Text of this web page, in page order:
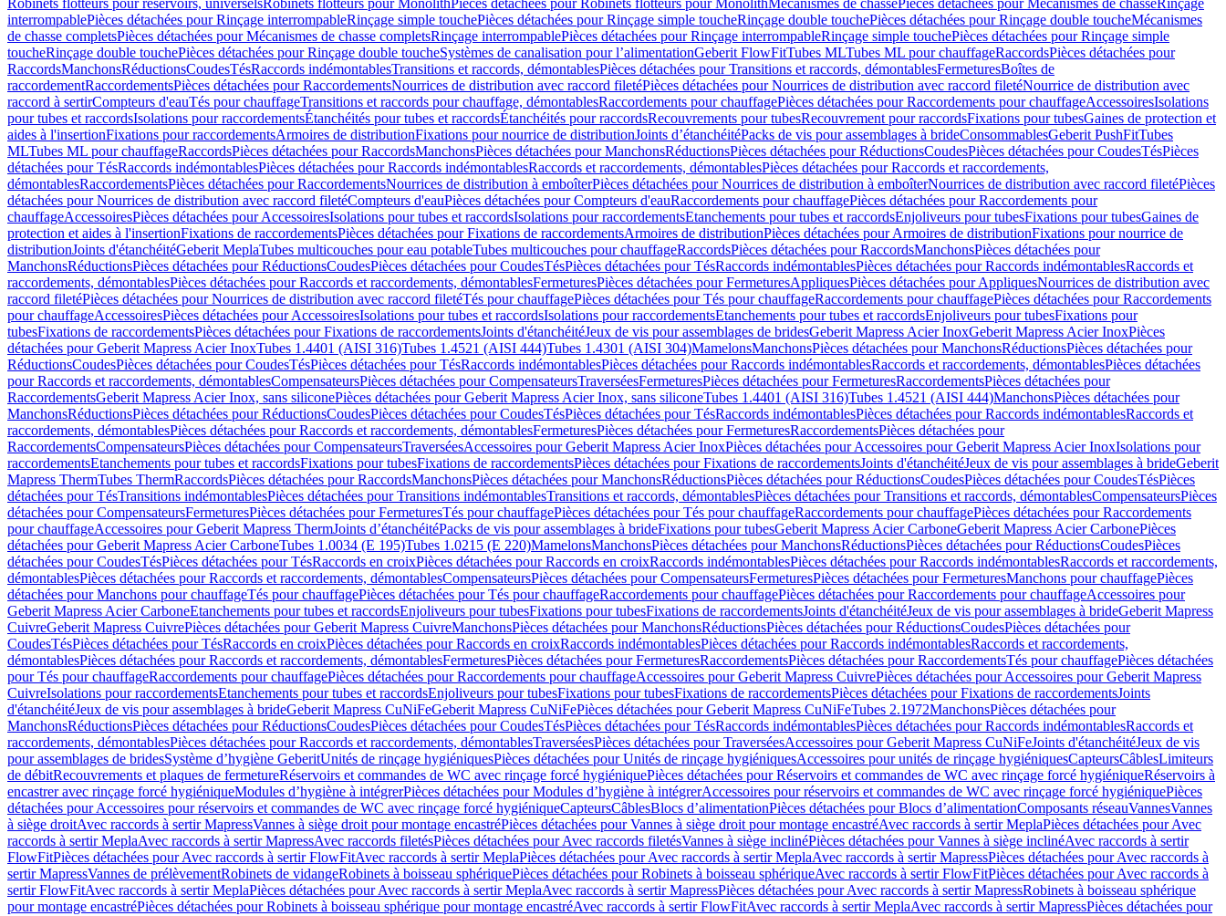
Robinets flotteurs pour réservoirs, universelsRobinets flotteurs pour MonolithPièces détachées pour Robinets flotteurs pour MonolithMécanismes de chassePièces détachées pour Mécanismes de chasseRinçage
interrompablePièces détachées pour Rinçage interrompableRinçage simple touchePièces détachées pour Rinçage simple toucheRinçage double touchePièces détachées pour Rinçage double toucheMécanismes
de chasse completsPièces détachées pour Mécanismes de chasse completsRinçage interrompablePièces détachées pour Rinçage interrompableRinçage simple touchePièces détachées pour Rinçage simple
toucheRinçage double touchePièces détachées pour Rinçage double toucheSystèmes de canalisation pour l’alimentationGeberit FlowFitTubes MLTubes ML pour chauffageRaccordsPièces détachées pour
RaccordsManchonsRéductionsCoudesTésRaccords indémontablesTransitions et raccords, démontablesPièces détachées pour Transitions et raccords, démontablesFermeturesBoîtes de
raccordementRaccordementsPièces détachées pour RaccordementsNourrices de distribution avec raccord filetéPièces détachées pour Nourrices de distribution avec raccord filetéNourrice de distribution avec
raccord à sertirCompteurs d'eauTés pour chauffageTransitions et raccords pour chauffage, démontablesRaccordements pour chauffagePièces détachées pour Raccordements pour chauffageAccessoiresIsolations
pour tubes et raccordsIsolations pour raccordementsÉtanchéités pour tubes et raccordsÉtanchéités pour raccordsRecouvrements pour tubesRecouvrement pour raccordsFixations pour tubesGaines de protection et
aides à l'insertionFixations pour raccordementsArmoires de distributionFixations pour nourrice de distributionJoints d’étanchéitéPacks de vis pour assemblages à brideConsommablesGeberit PushFitTubes
MLTubes ML pour chauffageRaccordsPièces détachées pour RaccordsManchonsPièces détachées pour ManchonsRéductionsPièces détachées pour RéductionsCoudesPièces détachées pour CoudesTésPièces
détachées pour TésRaccords indémontablesPièces détachées pour Raccords indémontablesRaccords et raccordements, démontablesPièces détachées pour Raccords et raccordements,
démontablesRaccordementsPièces détachées pour RaccordementsNourrices de distribution à emboîterPièces détachées pour Nourrices de distribution à emboîterNourrices de distribution avec raccord filetéPièces
détachées pour Nourrices de distribution avec raccord filetéCompteurs d'eauPièces détachées pour Compteurs d'eauRaccordements pour chauffagePièces détachées pour Raccordements pour
chauffageAccessoiresPièces détachées pour AccessoiresIsolations pour tubes et raccordsIsolations pour raccordementsEtanchements pour tubes et raccordsEnjoliveurs pour tubesFixations pour tubesGaines de
protection et aides à l'insertionFixations de raccordementsPièces détachées pour Fixations de raccordementsArmoires de distributionPièces détachées pour Armoires de distributionFixations pour nourrice de
distributionJoints d'étanchéitéGeberit MeplaTubes multicouches pour eau potableTubes multicouches pour chauffageRaccordsPièces détachées pour RaccordsManchonsPièces détachées pour
ManchonsRéductionsPièces détachées pour RéductionsCoudesPièces détachées pour CoudesTésPièces détachées pour TésRaccords indémontablesPièces détachées pour Raccords indémontablesRaccords et
raccordements, démontablesPièces détachées pour Raccords et raccordements, démontablesFermeturesPièces détachées pour FermeturesAppliquesPièces détachées pour AppliquesNourrices de distribution avec
raccord filetéPièces détachées pour Nourrices de distribution avec raccord filetéTés pour chauffagePièces détachées pour Tés pour chauffageRaccordements pour chauffagePièces détachées pour Raccordements
pour chauffageAccessoiresPièces détachées pour AccessoiresIsolations pour tubes et raccordsIsolations pour raccordementsEtanchements pour tubes et raccordsEnjoliveurs pour tubesFixations pour
tubesFixations de raccordementsPièces détachées pour Fixations de raccordementsJoints d'étanchéitéJeux de vis pour assemblages de bridesGeberit Mapress Acier InoxGeberit Mapress Acier InoxPièces
détachées pour Geberit Mapress Acier InoxTubes 1.4401 (AISI 316)Tubes 1.4521 (AISI 444)Tubes 1.4301 (AISI 304)MamelonsManchonsPièces détachées pour ManchonsRéductionsPièces détachées pour
RéductionsCoudesPièces détachées pour CoudesTésPièces détachées pour TésRaccords indémontablesPièces détachées pour Raccords indémontablesRaccords et raccordements, démontablesPièces détachées
pour Raccords et raccordements, démontablesCompensateursPièces détachées pour CompensateursTraverséesFermeturesPièces détachées pour FermeturesRaccordementsPièces détachées pour
RaccordementsGeberit Mapress Acier Inox, sans siliconePièces détachées pour Geberit Mapress Acier Inox, sans siliconeTubes 1.4401 (AISI 316)Tubes 1.4521 (AISI 444)ManchonsPièces détachées pour
ManchonsRéductionsPièces détachées pour RéductionsCoudesPièces détachées pour CoudesTésPièces détachées pour TésRaccords indémontablesPièces détachées pour Raccords indémontablesRaccords et
raccordements, démontablesPièces détachées pour Raccords et raccordements, démontablesFermeturesPièces détachées pour FermeturesRaccordementsPièces détachées pour
RaccordementsCompensateursPièces détachées pour CompensateursTraverséesAccessoires pour Geberit Mapress Acier InoxPièces détachées pour Accessoires pour Geberit Mapress Acier InoxIsolations pour
raccordementsEtanchements pour tubes et raccordsFixations pour tubesFixations de raccordementsPièces détachées pour Fixations de raccordementsJoints d'étanchéitéJeux de vis pour assemblages à brideGeberit
Mapress ThermTubes ThermRaccordsPièces détachées pour RaccordsManchonsPièces détachées pour ManchonsRéductionsPièces détachées pour RéductionsCoudesPièces détachées pour CoudesTésPièces
détachées pour TésTransitions indémontablesPièces détachées pour Transitions indémontablesTransitions et raccords, démontablesPièces détachées pour Transitions et raccords, démontablesCompensateursPièces
détachées pour CompensateursFermeturesPièces détachées pour FermeturesTés pour chauffagePièces détachées pour Tés pour chauffageRaccordements pour chauffagePièces détachées pour Raccordements
pour chauffageAccessoires pour Geberit Mapress ThermJoints d’étanchéitéPacks de vis pour assemblages à brideFixations pour tubesGeberit Mapress Acier CarboneGeberit Mapress Acier CarbonePièces
détachées pour Geberit Mapress Acier CarboneTubes 1.0034 (E 195)Tubes 1.0215 (E 220)MamelonsManchonsPièces détachées pour ManchonsRéductionsPièces détachées pour RéductionsCoudesPièces
détachées pour CoudesTésPièces détachées pour TésRaccords en croixPièces détachées pour Raccords en croixRaccords indémontablesPièces détachées pour Raccords indémontablesRaccords et raccordements,
démontablesPièces détachées pour Raccords et raccordements, démontablesCompensateursPièces détachées pour CompensateursFermeturesPièces détachées pour FermeturesManchons pour chauffagePièces
détachées pour Manchons pour chauffageTés pour chauffagePièces détachées pour Tés pour chauffageRaccordements pour chauffagePièces détachées pour Raccordements pour chauffageAccessoires pour
Geberit Mapress Acier CarboneEtanchements pour tubes et raccordsEnjoliveurs pour tubesFixations pour tubesFixations de raccordementsJoints d'étanchéitéJeux de vis pour assemblages à brideGeberit Mapress
CuivreGeberit Mapress CuivrePièces détachées pour Geberit Mapress CuivreManchonsPièces détachées pour ManchonsRéductionsPièces détachées pour RéductionsCoudesPièces détachées pour
CoudesTésPièces détachées pour TésRaccords en croixPièces détachées pour Raccords en croixRaccords indémontablesPièces détachées pour Raccords indémontablesRaccords et raccordements,
démontablesPièces détachées pour Raccords et raccordements, démontablesFermeturesPièces détachées pour FermeturesRaccordementsPièces détachées pour RaccordementsTés pour chauffagePièces détachées
pour Tés pour chauffageRaccordements pour chauffagePièces détachées pour Raccordements pour chauffageAccessoires pour Geberit Mapress CuivrePièces détachées pour Accessoires pour Geberit Mapress
CuivreIsolations pour raccordementsEtanchements pour tubes et raccordsEnjoliveurs pour tubesFixations pour tubesFixations de raccordementsPièces détachées pour Fixations de raccordementsJoints
d'étanchéitéJeux de vis pour assemblages à brideGeberit Mapress CuNiFeGeberit Mapress CuNiFePièces détachées pour Geberit Mapress CuNiFeTubes 2.1972ManchonsPièces détachées pour
ManchonsRéductionsPièces détachées pour RéductionsCoudesPièces détachées pour CoudesTésPièces détachées pour TésRaccords indémontablesPièces détachées pour Raccords indémontablesRaccords et
raccordements, démontablesPièces détachées pour Raccords et raccordements, démontablesTraverséesPièces détachées pour TraverséesAccessoires pour Geberit Mapress CuNiFeJoints d'étanchéitéJeux de vis
pour assemblages de bridesSystème d’hygiène GeberitUnités de rinçage hygiéniquesPièces détachées pour Unités de rinçage hygiéniquesAccessoires pour unités de rinçage hygiéniquesCapteursCâblesLimiteurs
de débitRecouvrements et plaques de fermetureRéservoirs et commandes de WC avec rinçage forcé hygiéniquePièces détachées pour Réservoirs et commandes de WC avec rinçage forcé hygiéniqueRéservoirs à
encastrer avec rinçage forcé hygiéniqueModules d’hygiène à intégrerPièces détachées pour Modules d’hygiène à intégrerAccessoires pour réservoirs et commandes de WC avec rinçage forcé hygiéniquePièces
détachées pour Accessoires pour réservoirs et commandes de WC avec rinçage forcé hygiéniqueCapteursCâblesBlocs d’alimentationPièces détachées pour Blocs d’alimentationComposants réseauVannesVannes
à siège droitAvec raccords à sertir MapressVannes à siège droit pour montage encastréPièces détachées pour Vannes à siège droit pour montage encastréAvec raccords à sertir MeplaPièces détachées pour Avec
raccords à sertir MeplaAvec raccords à sertir MapressAvec raccords filetésPièces détachées pour Avec raccords filetésVannes à siège inclinéPièces détachées pour Vannes à siège inclinéAvec raccords à sertir
FlowFitPièces détachées pour Avec raccords à sertir FlowFitAvec raccords à sertir MeplaPièces détachées pour Avec raccords à sertir MeplaAvec raccords à sertir MapressPièces détachées pour Avec raccords à
sertir MapressVannes de prélèvementRobinets de vidangeRobinets à boisseau sphériquePièces détachées pour Robinets à boisseau sphériqueAvec raccords à sertir FlowFitPièces détachées pour Avec raccords à
sertir FlowFitAvec raccords à sertir MeplaPièces détachées pour Avec raccords à sertir MeplaAvec raccords à sertir MapressPièces détachées pour Avec raccords à sertir MapressRobinets à boisseau sphérique
pour montage encastréPièces détachées pour Robinets à boisseau sphérique pour montage encastréAvec raccords à sertir FlowFitAvec raccords à sertir MeplaAvec raccords à sertir MapressPièces détachées pour